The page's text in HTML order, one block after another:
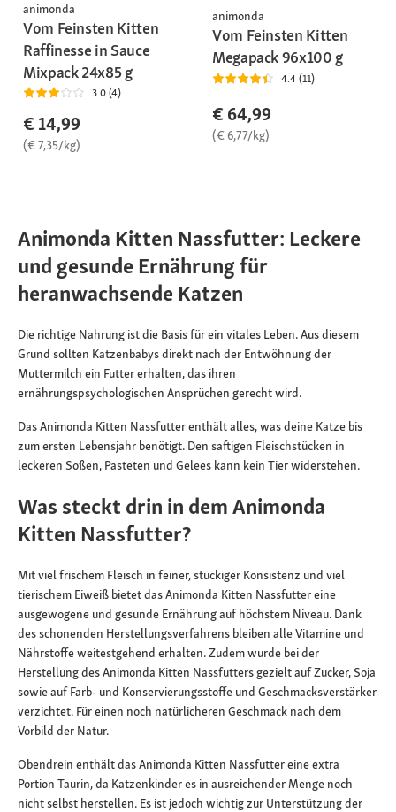
animonda
Vom Feinsten Kitten
Raffinesse in Sauce
Mixpack 24x85 g
3.0 (4)
€ 14,99
(€ 7,35/kg)
animonda
Vom Feinsten Kitten
Megapack 96x100 g
4.4 (11)
€ 64,99
(€ 6,77/kg)
Animonda Kitten Nassfutter: Leckere
und gesunde Ernährung für
heranwachsende Katzen
Die richtige Nahrung ist die Basis für ein vitales Leben. Aus diesem
Grund sollten Katzenbabys direkt nach der Entwöhnung der
Muttermilch ein Futter erhalten, das ihren
ernährungspsychologischen Ansprüchen gerecht wird.
Das Animonda Kitten Nassfutter enthält alles, was deine Katze bis
zum ersten Lebensjahr benötigt. Den saftigen Fleischstücken in
leckeren Soßen, Pasteten und Gelees kann kein Tier widerstehen.
Was steckt drin in dem Animonda
Kitten Nassfutter?
Mit viel frischem Fleisch in feiner, stückiger Konsistenz und viel
tierischem Eiweiß bietet das Animonda Kitten Nassfutter eine
ausgewogene und gesunde Ernährung auf höchstem Niveau. Dank
des schonenden Herstellungsverfahrens bleiben alle Vitamine und
Nährstoffe weitestgehend erhalten. Zudem wurde bei der
Herstellung des Animonda Kitten Nassfutters gezielt auf Zucker, Soja
sowie auf Farb- und Konservierungsstoffe und Geschmacksverstärker
verzichtet. Für einen noch natürlicheren Geschmack nach dem
Vorbild der Natur.
Obendrein enthält das Animonda Kitten Nassfutter eine extra
Portion Taurin, da Katzenkinder es in ausreichender Menge noch
nicht selbst herstellen. Es ist jedoch wichtig zur Unterstützung der